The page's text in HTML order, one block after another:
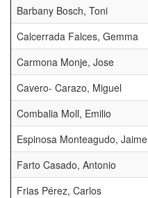
Barbany Bosch, Toni
Calcerrada Falces, Gemma
Carmona Monje, Jose
Cavero- Carazo, Miguel
Combalia Moll, Emilio
Espinosa Monteagudo, Jaime
Farto Casado, Antonio
Frias Pérez, Carlos